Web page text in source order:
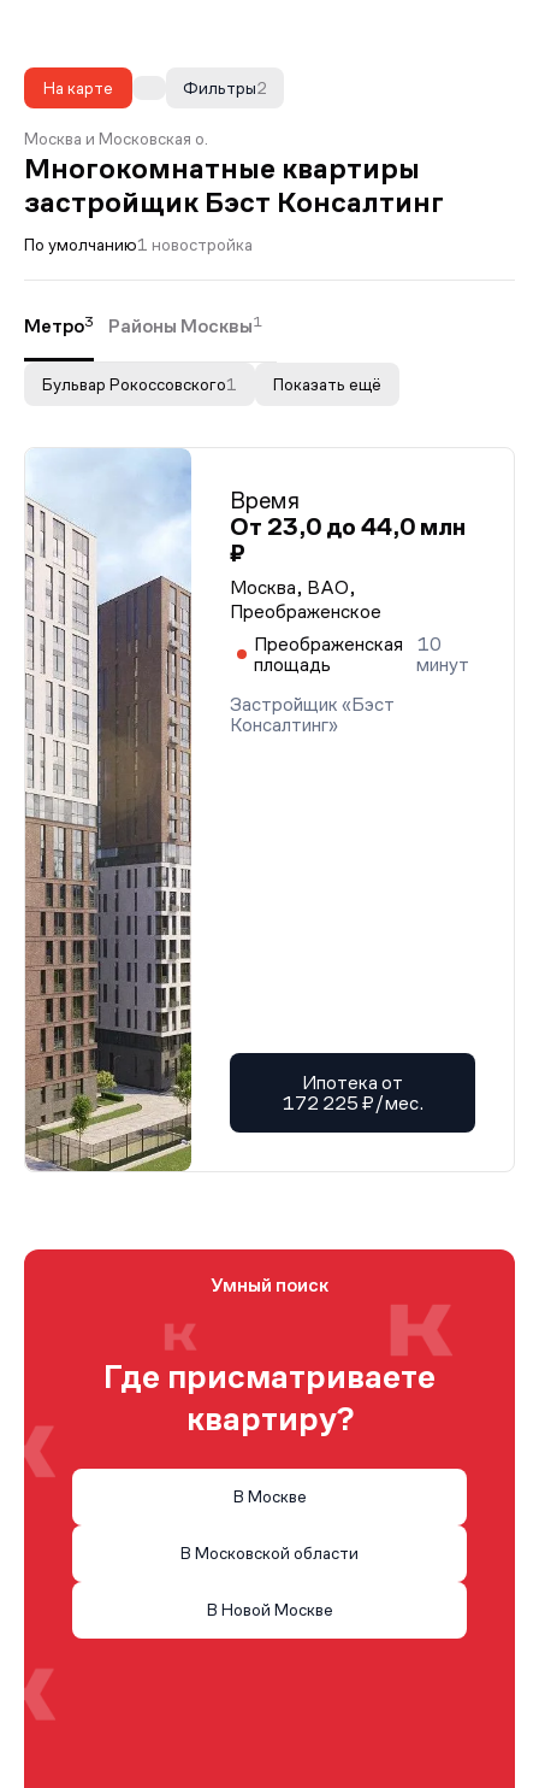
На карте 2
Фильтры
Москва и Московская о.
Многокомнатные квартиры
застройщик Бэст Консалтинг
По умолчанию1 новостройка
Метро3 Районы Москвы1
Бульвар Рокоссовского1 Показать ещё
Время
От 23,0 до 44,0 млн
₽
Москва, ВАО,
Преображенское
Преображенская
площадь
10
минут
Застройщик «Бэст
Консалтинг»
Ипотека от
172 225 ₽/мес.
Умный поиск
Где присматриваете
квартиру?
В Москве
В Московской области
В Новой Москве